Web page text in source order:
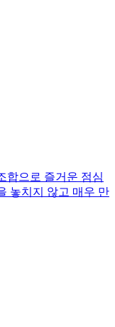
합으로 즐거운 점심
놓치지 않고 매우 만